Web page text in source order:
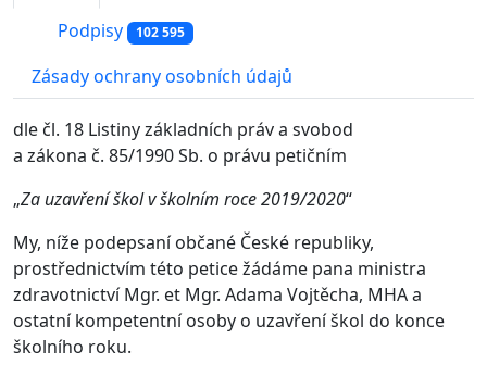
Podpisy 102 595
Zásady ochrany osobních údajů
dle čl. 18 Listiny základních práv a svobod
a zákona č. 85/1990 Sb. o právu petičním
„Za uzavření škol v školním roce 2019/2020“
My, níže podepsaní občané České republiky,
prostřednictvím této petice žádáme pana ministra
zdravotnictví Mgr. et Mgr. Adama Vojtěcha, MHA a
ostatní kompetentní osoby o uzavření škol do konce
školního roku.